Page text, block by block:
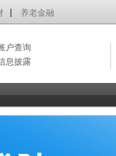
养老金融
户查询
息披露